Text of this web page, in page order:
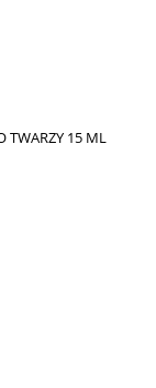
TWARZY 15 ML